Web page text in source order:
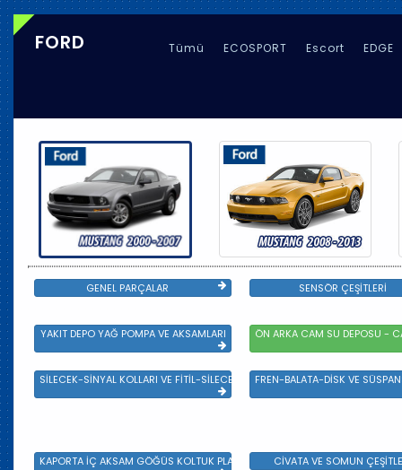
FORD Tümü ECOSPORT Escort EDGE
GENEL PARÇALAR SENSÖR ÇEŞİTLERİ
YAKIT DEPO YAĞ POMPA VE AKSAMLARI ÖN ARKA CAM SU DEPOSU -
SİLECEK-SİNYAL KOLLARI VE FİTİL-SİLECEK ÇEŞİTLERİFREN-BALATA-DİSK VE
KAPORTA İÇ AKSAM GÖĞÜS KOLTUK PLASTİK VE SAC AKSAM
CİVATA VE SOMUN